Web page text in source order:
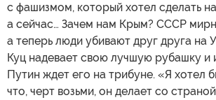
с фашизмом, который хотел сделать
а сейчас… Зачем нам Крым? СССР
а теперь люди убивают друг друга на
Куц надевает свою лучшую рубашку и
Путин ждет его на трибуне. «Я хотел
что, черт возьми, он делает со